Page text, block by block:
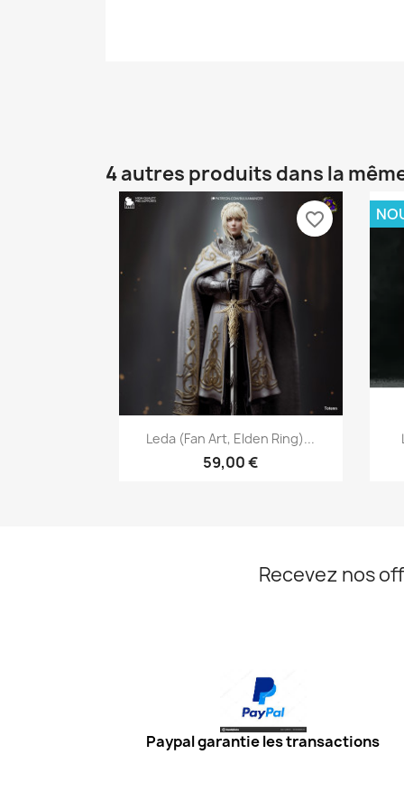
4 autres produits dans la
Aperçu rapide
Leda (Fan Art, Elden Ring)...
59,00 €
favorite_border
Recevez nos
Paypal garantie les transactions